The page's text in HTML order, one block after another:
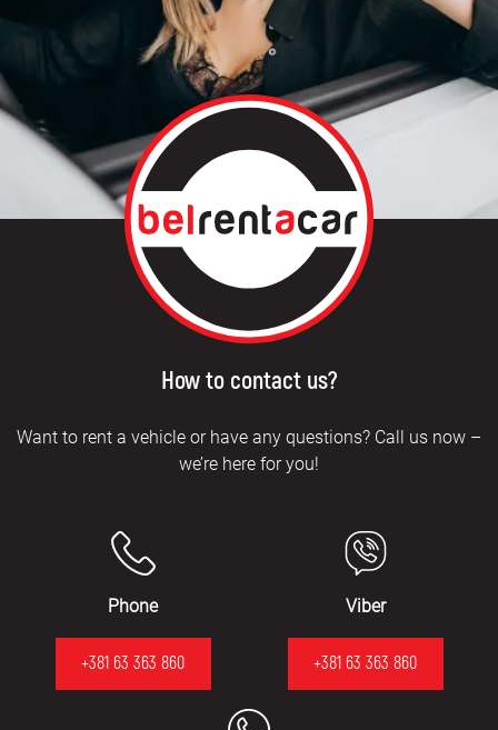
How to contact us?
Want to rent a vehicle or have any questions? Call us now –
we’re here for you!
Phone
+381 63 363 860
Viber
+381 63 363 860